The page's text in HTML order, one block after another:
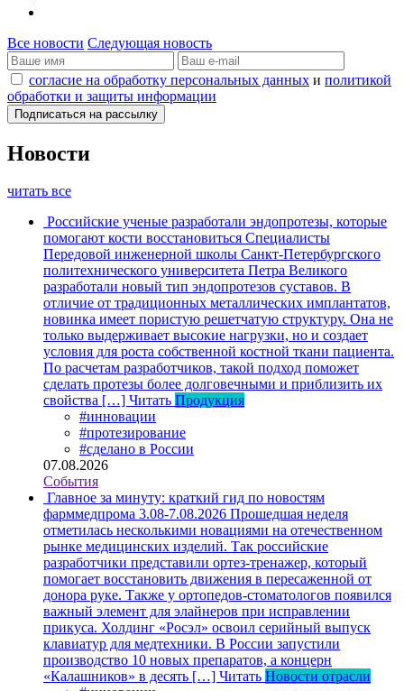
Все новости Следующая новость
согласие на обработку персональных данных и политикой
обработки и защиты информации
Новости
читать все
Российские ученые разработали эндопротезы, которые
помогают кости восстановиться Специалисты
Передовой инженерной школы Санкт-Петербургского
политехнического университета Петра Великого
разработали новый тип эндопротезов суставов. В
отличие от традиционных металлических имплантатов,
новинка имеет пористую решетчатую структуру. Она не
только выдерживает высокие нагрузки, но и создает
условия для роста собственной костной ткани пациента.
По расчетам разработчиков, такой подход поможет
сделать протезы более долговечными и приблизить их
свойства […] Читать Продукция
#инновации
#протезирование
#сделано в России
07.08.2026
События
Главное за минуту: краткий гид по новостям
фарммедпрома 3.08-7.08.2026 Прошедшая неделя
отметилась несколькими новациями на отечественном
рынке медицинских изделий. Так российские
разработчики представили ортез-тренажер, который
помогает восстановить движения в пересаженной от
донора руке. Также у ортопедов-стоматологов появился
важный элемент для элайнеров при исправлении
прикуса. Холдинг «Росэл» освоил серийный выпуск
клавиатур для медтехники. В России запустили
производство 10 новых препаратов, а концерн
«Калашников» в десять […] Читать Новости отрасли